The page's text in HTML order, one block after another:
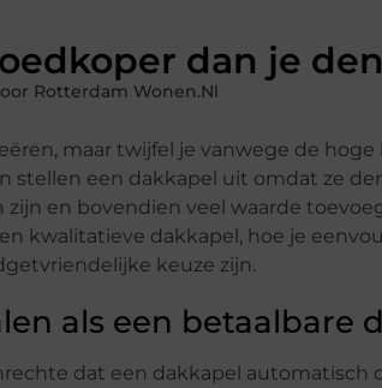
dan je
Rotterdam Wonen.nl
maar twijfel je vanwege de
stellen een dakkapel uit omdat ze
zijn en bovendien veel waarde
kwalitatieve dakkapel, hoe je
keuze zijn.
als een betaalbare
dat een dakkapel automatisch